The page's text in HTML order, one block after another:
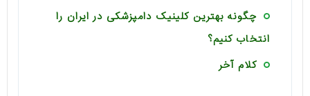
چگونه بهترین کلینیک دامپزشکی در ایران را
انتخاب کنیم؟
کلام آخر